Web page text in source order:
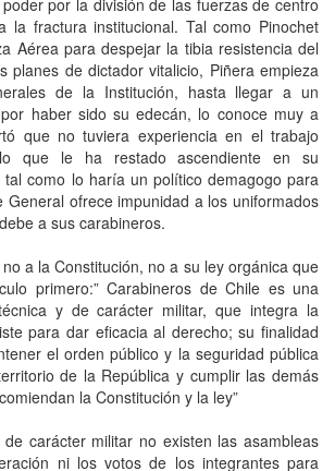
la fractura institucional. Tal como Pinochet
Aérea para despejar la tibia resistencia del
planes de dictador vitalicio, Piñera empieza
de la Institución, hasta llegar a un
haber sido su edecán, lo conoce muy a
que no tuviera experiencia en el trabajo
que le ha restado ascendiente en su
tal como lo haría un político demagogo para
General ofrece impunidad a los uniformados
a sus carabineros.
a la Constitución, no a su ley orgánica que
primero:” Carabineros de Chile es una
y de carácter militar, que integra la
para dar eficacia al derecho; su finalidad
el orden público y la seguridad pública
de la República y cumplir las demás
la Constitución y la ley”
de carácter militar no existen las asambleas
ni los votos de los integrantes para